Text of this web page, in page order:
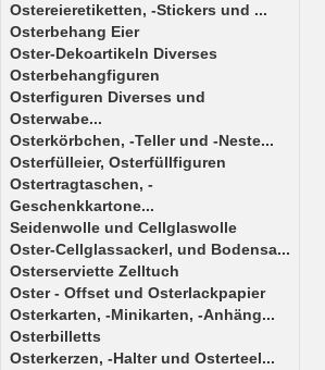
Ostereieretiketten, -Stickers und ...
Osterbehang Eier
Oster-Dekoartikeln Diverses
Osterbehangfiguren
Osterfiguren Diverses und
Osterwabe...
Osterkörbchen, -Teller und -Neste...
Osterfülleier, Osterfüllfiguren
Ostertragtaschen, -
Geschenkkartone...
Seidenwolle und Cellglaswolle
Oster-Cellglassackerl, und Bodensa...
Osterserviette Zelltuch
Oster - Offset und Osterlackpapier
Osterkarten, -Minikarten, -Anhäng...
Osterbilletts
Osterkerzen, -Halter und Osterteel...